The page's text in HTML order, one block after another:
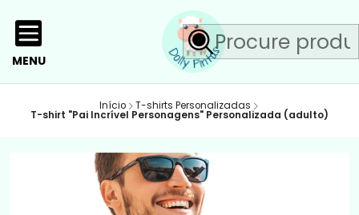
MENU
Início T-shirts Personalizadas
T-shirt "Pai Incrível Personagens" Personalizada (adulto)